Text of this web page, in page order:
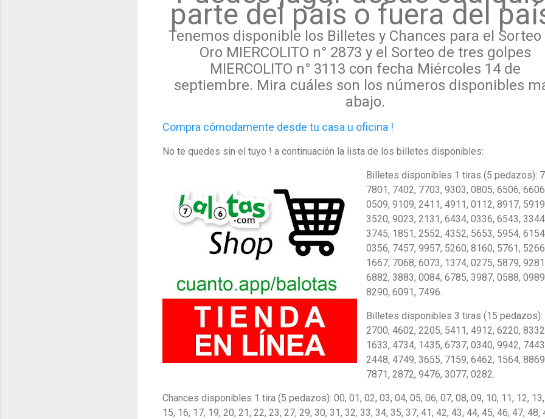
parte del país o fuera del
Tenemos disponible los Billetes y Chances para el Sorteo
Oro MIERCOLITO n° 2873 y el Sorteo de tres golpes
MIERCOLITO n° 3113 con fecha Miércoles 14 de
septiembre. Mira cuáles son los números disponibles
abajo.
Compra cómodamente desde tu casa u oficina !
No te quedes sin el tuyo ! a continuación la lista de los billetes disponibles:
Billetes disponibles 1 tiras (5 pedazos):
7801, 7402, 7703, 9303, 0805, 6506,
0509, 9109, 2411, 4911, 0112, 8917,
3520, 9023, 2131, 6434, 0336, 6543,
3745, 1851, 2552, 4352, 5653, 5954,
0356, 7457, 9957, 5260, 8160, 5761,
1667, 7068, 6073, 1374, 0275, 5879,
6882, 3883, 0084, 6785, 3987, 0588,
8290, 6091, 7496.
Billetes disponibles 3 tiras (15 pedazos):
2700, 4602, 2205, 5411, 4912, 6220,
1633, 4734, 1435, 6737, 0340, 9942,
2448, 4749, 3655, 7159, 6462, 1564,
7871, 2872, 9476, 3077, 0282.
Chances disponibles 1 tira (5 pedazos): 00, 01, 02, 03, 04, 05, 06, 07, 08, 09, 10, 11, 12,
15, 16, 17, 19, 20, 21, 22, 23, 27, 29, 30, 31, 32, 33, 34, 35, 37, 41, 42, 43, 44, 45, 46, 47, 48,